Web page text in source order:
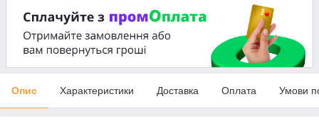
Опис Характеристики Доставка Оплата Умови